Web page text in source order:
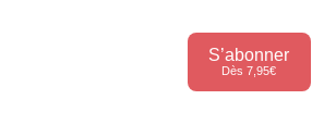
S’abonner
Dès 7,95€